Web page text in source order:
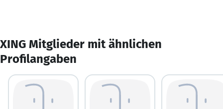
XING Mitglieder mit ähnlichen
Profilangaben